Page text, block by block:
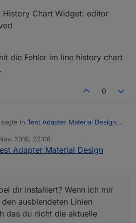
Auch der Refresh Button hilft leider
History Chart Widget: editor
die Fehler im line history chart
0
in Test Adapter Material Design
eventuell auch etwas Ganzes
of the box" Jalousie-Steuerung
sagte in
Test Adapter Material Design
kleine Anfrage an den
2019, 22:08
Adapter Material Design
dir installiert? Wenn ich mir
ausblendeten Linien
das du nicht die aktuelle